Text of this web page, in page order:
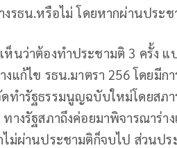
งรธน.หรือไม่ โดยหากผ่านประ
ห็นว่าต้องทำประชามติ 3 ครั้ง
งแก้ไข รธน.มาตรา 256 โดยมี
ทำรัฐธรรมนูญฉบับใหม่โดยสภ
างรัฐสภาถึงค่อยมาพิจารณาร่า
ม่ผ่านประชามติก็จบไป ส่วนปร